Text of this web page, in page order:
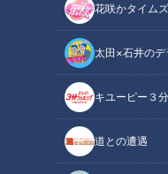
花咲かタイムズ
太田×石井のデ
キユーピー３
道との遭遇
たっくー＆ナナ
見逃し配信動画
地元情報に詳しいタク